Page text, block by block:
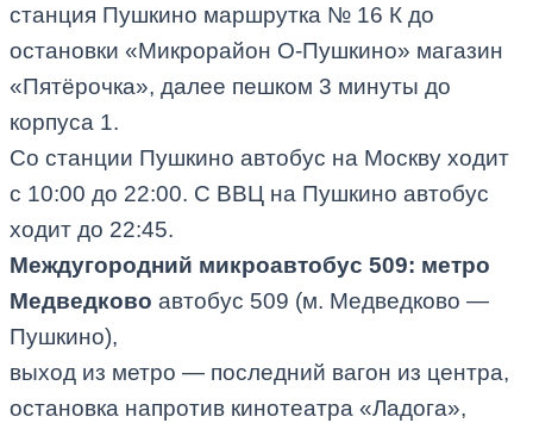
станция Пушкино маршрутка № 16 К до
остановки «Микрорайон О-Пушкино» магазин
«Пятёрочка», далее пешком 3 минуты до
корпуса 1.
Со станции Пушкино автобус на Москву ходит
с 10:00 до 22:00. С ВВЦ на Пушкино автобус
ходит до 22:45.
Междугородний микроавтобус 509: метро
Медведково автобус 509 (м. Медведково —
Пушкино),
выход из метро — последний вагон из центра,
остановка напротив кинотеатра «Ладога»,